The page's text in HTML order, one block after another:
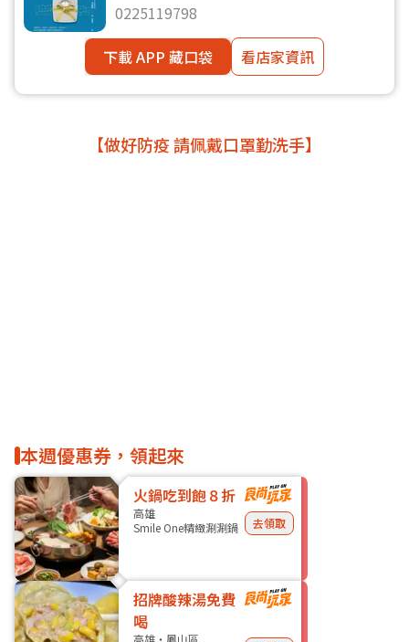
0225119798
下載 APP 藏口袋
看店家資訊
【做好防疫 請佩戴口罩勤洗手】
本週優惠券，領起來
火鍋吃到飽８折
高雄
Smile One精緻涮涮鍋
去領取
招牌酸辣湯免費
喝
高雄・鳳山區